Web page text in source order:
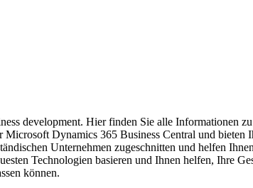
development. Hier finden Sie alle Informationen
Dynamics 365 Business Central und
Unternehmen zugeschnitten und helfen
Technologien basieren und Ihnen helfen, Ihre
können.